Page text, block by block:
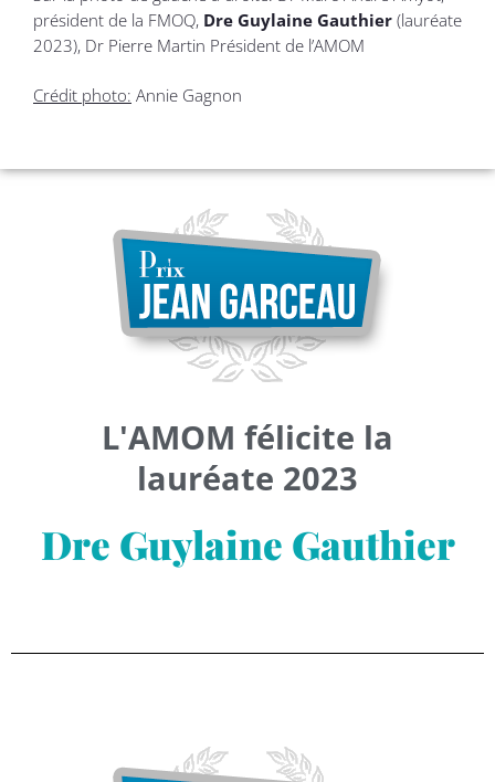
président de la FMOQ, Dre Guylaine Gauthier (lauréate
2023), Dr Pierre Martin Président de l’AMOM
Crédit photo: Annie Gagnon
L'AMOM félicite la
lauréate 2023
Dre Guylaine Gauthier